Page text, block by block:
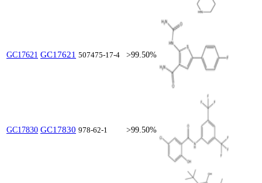
GC17621 GC17621 507475-17-4 >99.50%
GC17830 GC17830 978-62-1 >99.50%